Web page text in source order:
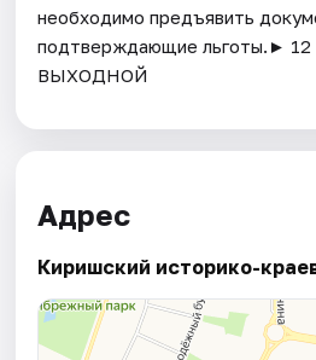
необходимо предъявить
подтверждающие льготы.►
ВЫХОДНОЙ
Адрес
Киришский историко-